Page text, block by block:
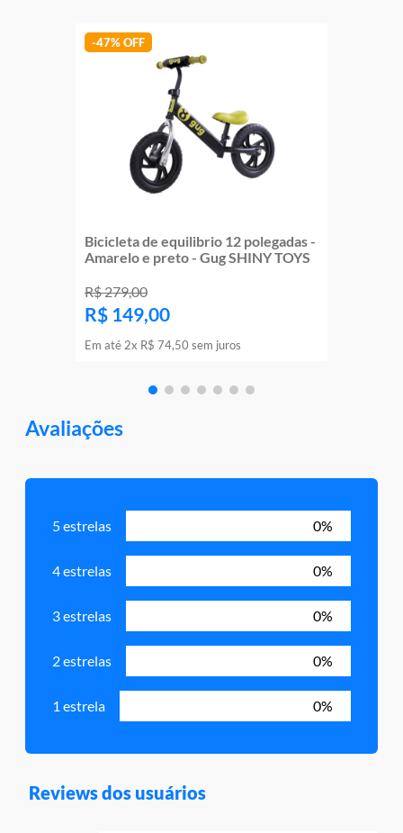
-47%
Bicicleta de equilibrio 12 polegadas -
Amarelo e preto - Gug SHINY TOYS
R$279,00
R$ 149,00
Em até 2x R$ 74,50 sem juros
Avaliações
5 estrelas 0%
4 estrelas 0%
3 estrelas 0%
2 estrelas 0%
1 estrela 0%
Reviews dos usuários